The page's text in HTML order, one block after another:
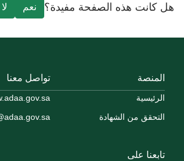
هل كانت هذه الصفحة مفيدة؟ نعم
المنصة
الرئيسية
التحقق من الشهادة
تواصل معنا
تابعنا على